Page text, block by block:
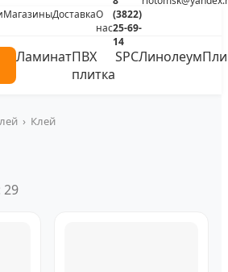
МагазиныДоставкаО
нас
(3822)
25-69-
14
ЛаминатПВХ
плитка
SPCЛинолеум
› Клей
29